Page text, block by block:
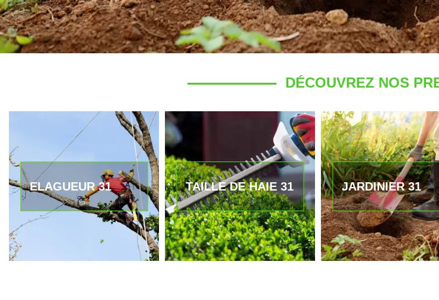
DÉCOUVREZ NOS
ELAGUEUR 31 TAILLE DE HAIE 31 JARDINIER 31